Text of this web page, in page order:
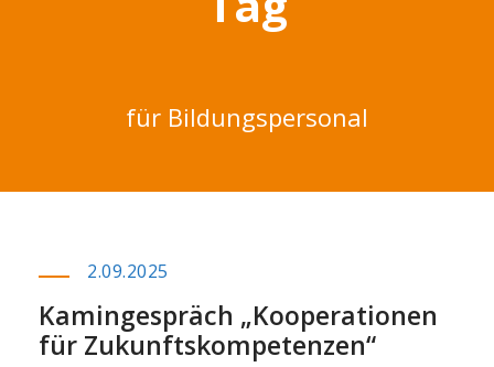
für Bildungspersonal
2.09.2025
Kamingespräch „Kooperationen
für Zukunftskompetenzen“